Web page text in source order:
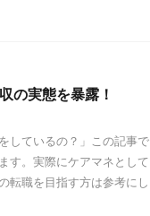
の実態を暴露！
しているの？」この記事で
す。実際にケアマネとして
転職を目指す方は参考にし